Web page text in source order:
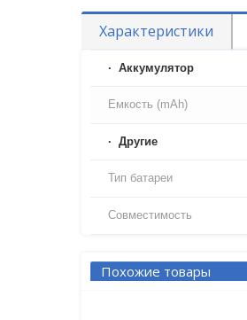
Характеристики
Аккумулятор
Емкость (mAh)
Другие
Тип батареи
Совместимость
Похожие товары